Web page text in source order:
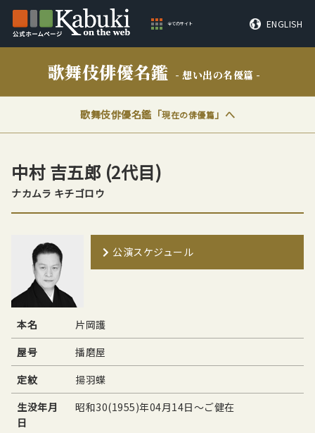
全てのサイト ENGLISH
歌舞伎俳優名鑑 - 想い出の名優篇 -
歌舞伎俳優名鑑「現在の俳優篇」へ
中村 吉五郎 (2代目)
ナカムラ キチゴロウ
公演スケジュール
本名
片岡護
屋号
播磨屋
定紋
揚羽蝶
生没年月
日
昭和30(1955)年04月14日〜ご健在